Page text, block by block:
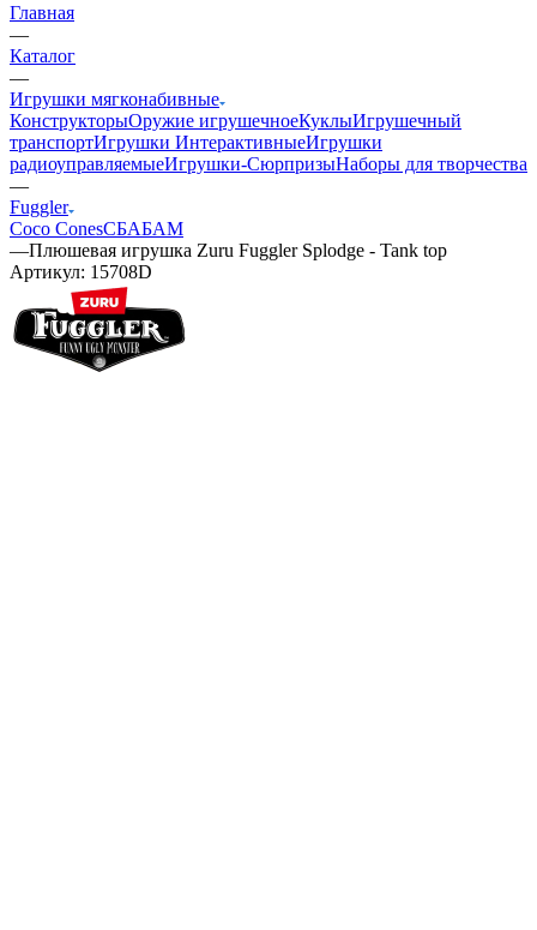
Главная
—
Каталог
—
Игрушки мягконабивные
КонструкторыОружие игрушечноеКуклыИгрушечный
транспортИгрушки ИнтерактивныеИгрушки
радиоуправляемыеИгрушки-СюрпризыНаборы для творчества
—
Fuggler
Coco ConesСБАБАМ
—Плюшевая игрушка Zuru Fuggler Splodge - Tank top
Артикул: 15708D